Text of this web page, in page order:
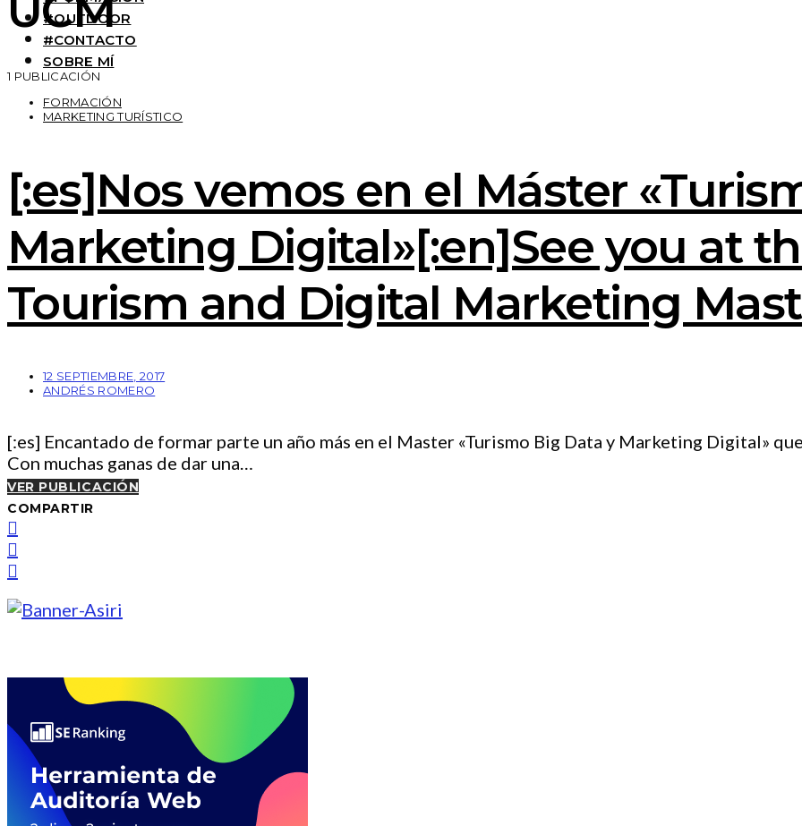
#OUTDOOR
#CONTACTO
SOBRE MÍ
1 PUBLICACIÓN
FORMACIÓN
MARKETING TURÍSTICO
[:es]Nos vemos en el Máster
Marketing Digital»[:en]See you at
Tourism and Digital Marketing
12 SEPTIEMBRE, 2017
ANDRÉS ROMERO
[:es] Encantado de formar parte un año más en el Master «Turismo Big Data y Marketing Digital»
Con muchas ganas de dar una…
VER PUBLICACIÓN
COMPARTIR